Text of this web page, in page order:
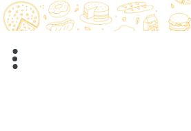
Zum
Inhalt
springen